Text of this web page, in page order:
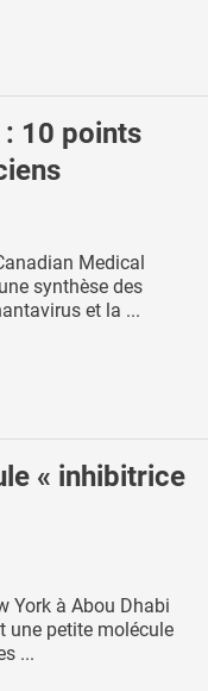
: 10 points
Medical
synthèse des
et la ...
« inhibitrice
York à Abou Dhabi
une petite molécule
...